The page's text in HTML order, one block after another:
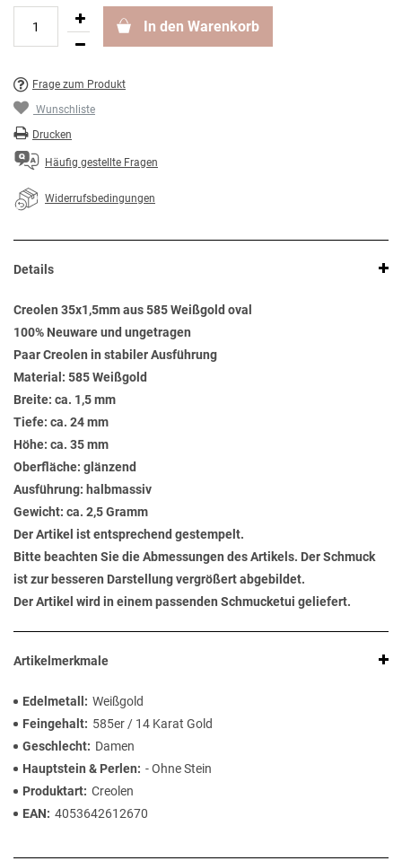
In den Warenkorb
Frage zum Produkt
Wunschliste
Drucken
Häufig gestellte Fragen
Widerrufsbedingungen
Details
Creolen 35x1,5mm aus 585 Weißgold oval
100% Neuware und ungetragen
Paar Creolen in stabiler Ausführung
Material: 585 Weißgold
Breite: ca. 1,5 mm
Tiefe: ca. 24 mm
Höhe: ca. 35 mm
Oberfläche: glänzend
Ausführung: halbmassiv
Gewicht: ca. 2,5 Gramm
Der Artikel ist entsprechend gestempelt.
Bitte beachten Sie die Abmessungen des Artikels. Der Schmuck
ist zur besseren Darstellung vergrößert abgebildet.
Der Artikel wird in einem passenden Schmucketui geliefert.
Artikelmerkmale
Edelmetall
Weißgold
Feingehalt
585er / 14 Karat Gold
Geschlecht
Damen
Hauptstein & Perlen
- Ohne Stein
Produktart Creolen
EAN
4053642612670